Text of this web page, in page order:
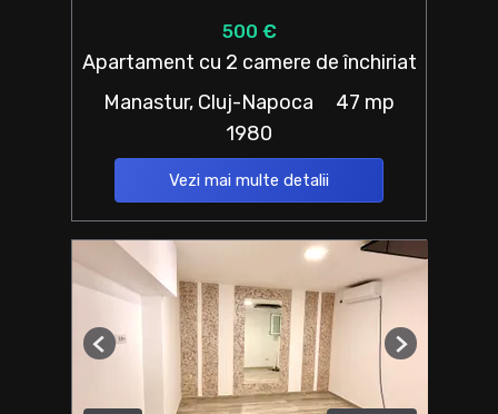
500 €
Apartament cu 2 camere de închiriat
Manastur, Cluj-Napoca
47 mp
1980
Vezi mai multe detalii
Previous Next